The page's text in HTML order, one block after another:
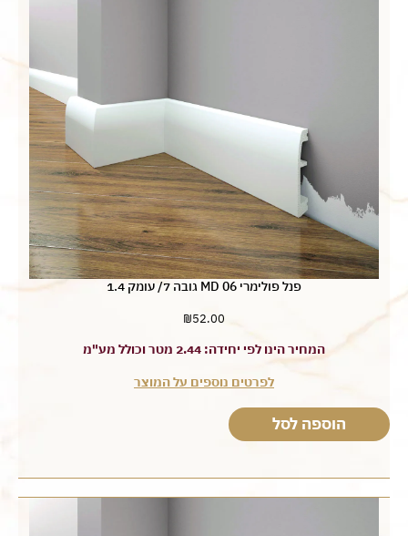
פנל פולימרי MD 06 גובה 7/ עומק 1.4
₪52.00
המחיר הינו לפי יחידה: 2.44 מטר וכולל מע"מ
לפרטים נוספים על המוצר
הוספה לסל